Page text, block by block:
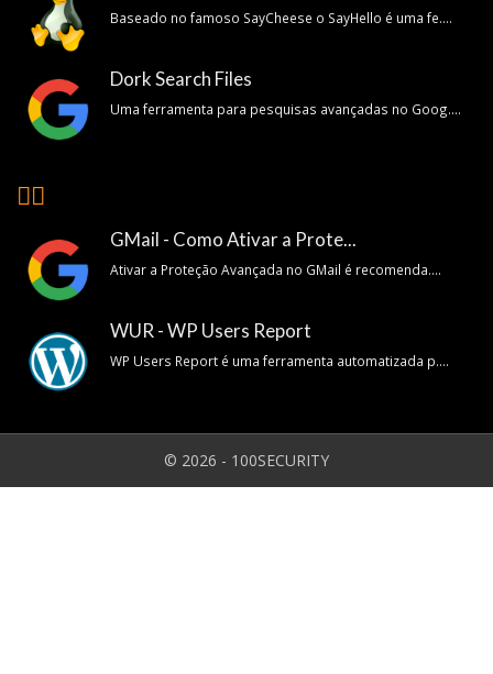
Baseado no famoso SayCheese o SayHello é uma fe....
Dork Search Files
Uma ferramenta para pesquisas avançadas no Goog....
👍🏽
GMail - Como Ativar a Prote...
Ativar a Proteção Avançada no GMail é recomenda....
WUR - WP Users Report
WP Users Report é uma ferramenta automatizada p....
© 2026 - 100SECURITY